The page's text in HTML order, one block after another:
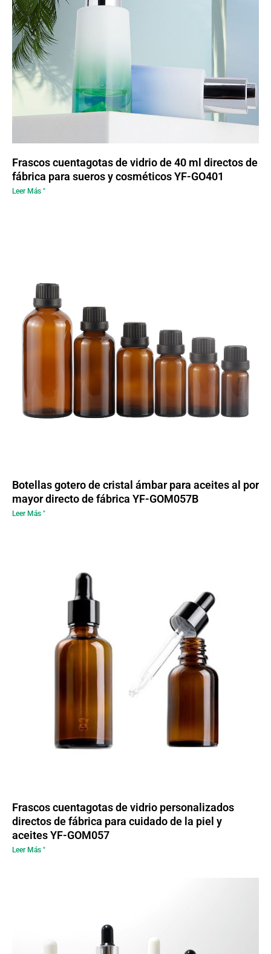
Frascos cuentagotas de vidrio de 40 ml directos de
fábrica para sueros y cosméticos YF-GO401
Leer Más "
Botellas gotero de cristal ámbar para aceites al por
mayor directo de fábrica YF-GOM057B
Leer Más "
Frascos cuentagotas de vidrio personalizados
directos de fábrica para cuidado de la piel y
aceites YF-GOM057
Leer Más "